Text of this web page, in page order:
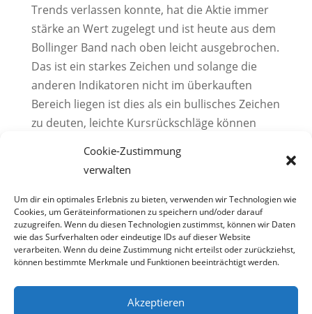
Cookie-Zustimmung
verwalten
Um dir ein optimales Erlebnis zu bieten, verwenden wir Technologien wie
Cookies, um Geräteinformationen zu speichern und/oder darauf
zuzugreifen. Wenn du diesen Technologien zustimmst, können wir Daten
wie das Surfverhalten oder eindeutige IDs auf dieser Website
verarbeiten. Wenn du deine Zustimmung nicht erteilst oder zurückziehst,
können bestimmte Merkmale und Funktionen beeinträchtigt werden.
Akzeptieren
Trends verlassen konnte, hat die Aktie immer
stärke an Wert zugelegt und ist heute aus dem
Bollinger Band nach oben leicht ausgebrochen.
Das ist ein starkes Zeichen und solange die
anderen Indikatoren nicht im überkauften
Bereich liegen ist dies als ein bullisches Zeichen
zu deuten, leichte Kursrückschläge können
Widerstand verläuft im Bereich 8,7 bis 8,77
der durchaus den Kurs kurzfristig nach unten
abprallen lassen kann.
Widerstand: 8,7 bis 8,77 Euro
Unterstützung: 8,33 Euro